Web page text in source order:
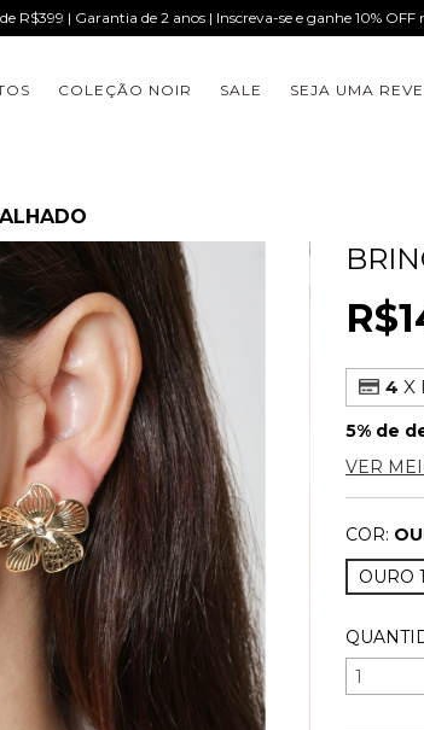
R$399 | Garantia de 2 anos | Inscreva-se e ganhe 10%
COLEÇÃO NOIR SALE SEJA UMA
4 X
5% de
VER
COR:
OURO